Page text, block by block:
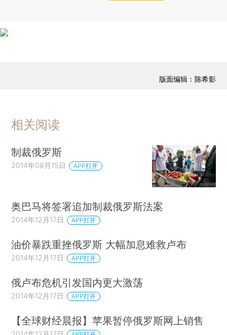
版面编辑：陈希影
相关阅读
制裁俄罗斯
2014年08月15日 APP打开
奥巴马将签署追加制裁俄罗斯法案
2014年12月17日 APP打开
油价暴跌重挫俄罗斯 大幅加息难救卢布
2014年12月17日 APP打开
俄卢布危机引发国内更大激荡
2014年12月17日 APP打开
【全球财经晨报】苹果暂停俄罗斯网上销售